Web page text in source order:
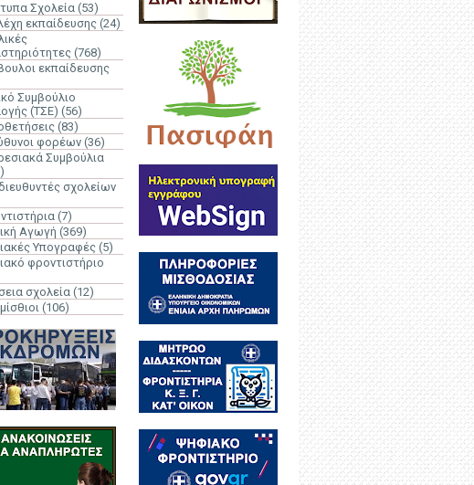
Σχολεία (53)
εκπαίδευσης (24)
(768)
εκπαίδευσης
Συμβούλιο
(ΤΣΕ) (56)
(83)
φορέων(36)
Συμβούλια
σχολείων
(7)
Αγωγή (369)
Υπογραφές (5)
φροντιστήριο
σχολεία (12)
(106)